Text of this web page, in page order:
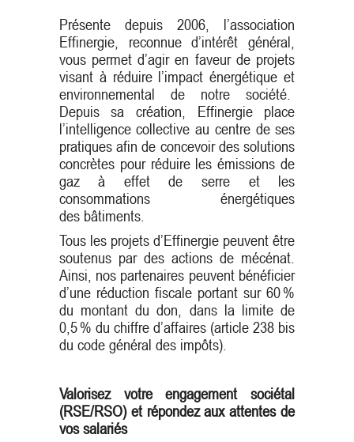
Présente depuis 2006, l’association
Effinergie, reconnue d’intérêt général,
vous permet d’agir en faveur de projets
visant à réduire l’impact énergétique et
environnemental de notre société.
Depuis sa création, Effinergie place
l’intelligence collective au centre de ses
pratiques afin de concevoir des solutions
concrètes pour réduire les émissions de
gaz à effet de serre et les
consommations énergétiques
des bâtiments.
Tous les projets d’Effinergie peuvent être
soutenus par des actions de mécénat.
Ainsi, nos partenaires peuvent bénéficier
d’une réduction fiscale portant sur 60 %
du montant du don, dans la limite de
0,5 % du chiffre d’affaires (article 238 bis
du code général des impôts).
Valorisez votre engagement sociétal
(RSE/RSO) et répondez aux attentes de
vos salariés